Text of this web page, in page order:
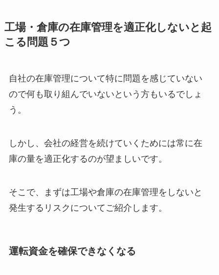
工場・倉庫の在庫管理を適正化しないと起
こる問題５つ
自社の在庫管理について特に問題を感じていない
ので何も取り組んでいないという方もいるでしょ
う。
しかし、会社の経営を続けていくためには常に在
庫の量を適正化するのが望ましいです。
そこで、まずは工場や倉庫の在庫管理をしないと
発生するリスクについてご紹介します。
運転資金を確保できなくなる